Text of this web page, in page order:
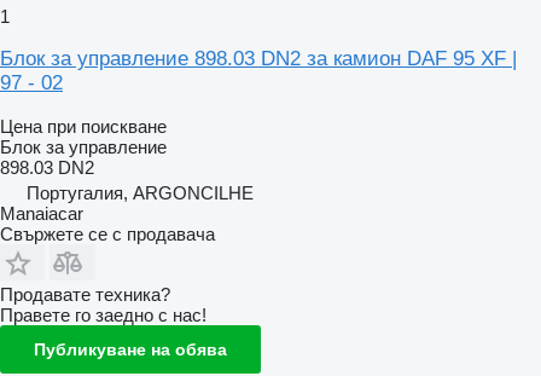
1
Блок за управление 898.03 DN2 за камион DAF 95 XF |
97 - 02
Цена при поискване
Блок за управление
898.03 DN2
Португалия, ARGONCILHE
Manaiacar
Свържете се с продавача
Продавате техника?
Правете го заедно с нас!
Публикуване на обява